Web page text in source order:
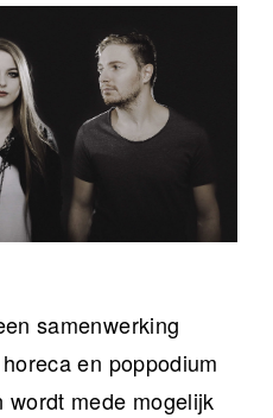
samenwerking
en poppodium
wordt mede mogelijk